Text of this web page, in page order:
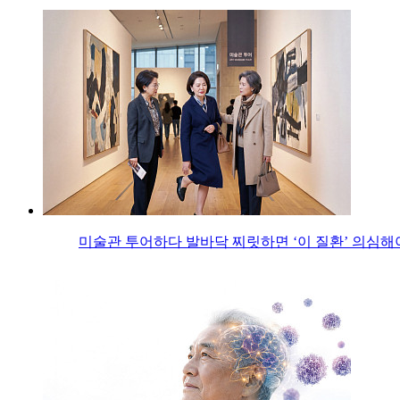
미술관 투어하다 발바닥 찌릿하면 ‘이 질환’ 의심해